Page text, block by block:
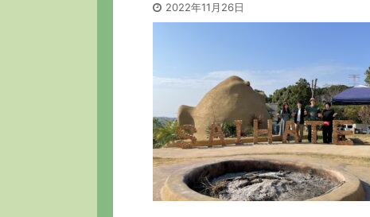
2022年11月26日